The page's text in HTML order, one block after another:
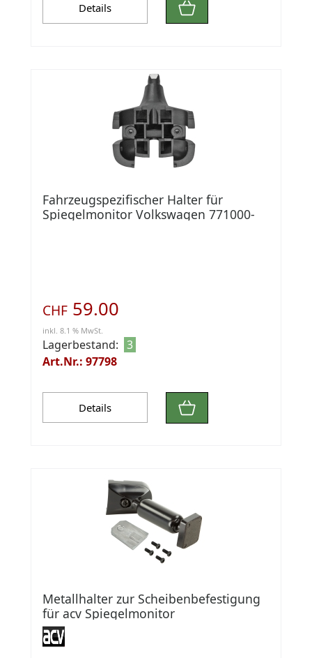
Details
Fahrzeugspezifischer Halter für
Spiegelmonitor Volkswagen 771000-
CHF 59.00
inkl. 8.1 % MwSt.
Lagerbestand: 3
Art.Nr.: 97798
Details
Metallhalter zur Scheibenbefestigung
für acv Spiegelmonitor